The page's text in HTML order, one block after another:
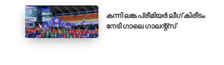
കന്നി ലങ്ക പ്രീമിയർ ലീഗ് കിരീടം
നേടി ഗാലെ ഗാലന്റ്‌സ്